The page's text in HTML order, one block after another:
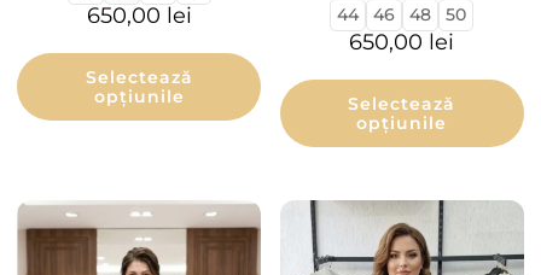
650,00 lei
Selectează
opțiunile
44
46 48 50
650,00 lei
Selectează
opțiunile